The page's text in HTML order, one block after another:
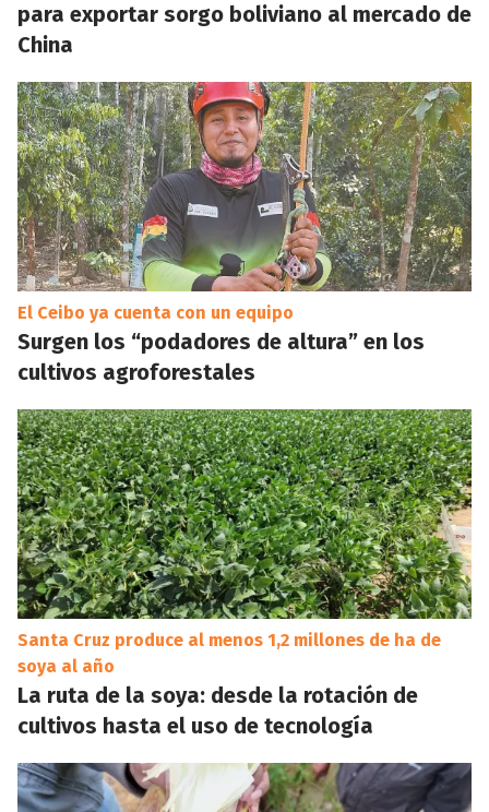
para exportar sorgo boliviano al mercado de
China
El Ceibo ya cuenta con un equipo
Surgen los “podadores de altura” en los
cultivos agroforestales
Santa Cruz produce al menos 1,2 millones de ha de
soya al año
La ruta de la soya: desde la rotación de
cultivos hasta el uso de tecnología